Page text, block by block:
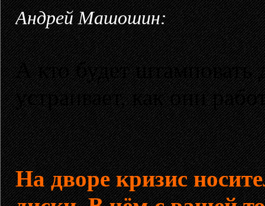
Андрей Машошин:
А кто будет
устраивает, как они
На дворе кризис